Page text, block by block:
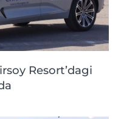
Resort’dagi